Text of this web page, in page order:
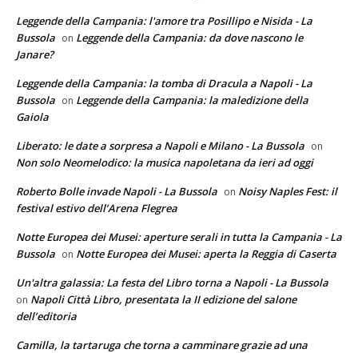
Leggende della Campania: l'amore tra Posillipo e Nisida - La
Bussola on Leggende della Campania: da dove nascono le
Janare?
Leggende della Campania: la tomba di Dracula a Napoli - La
Bussola on Leggende della Campania: la maledizione della
Gaiola
Liberato: le date a sorpresa a Napoli e Milano - La Bussola on
Non solo Neomelodico: la musica napoletana da ieri ad oggi
Roberto Bolle invade Napoli - La Bussola on Noisy Naples Fest: il
festival estivo dell’Arena Flegrea
Notte Europea dei Musei: aperture serali in tutta la Campania - La
Bussola on Notte Europea dei Musei: aperta la Reggia di Caserta
Un'altra galassia: La festa del Libro torna a Napoli - La Bussola
on Napoli Città Libro, presentata la II edizione del salone
dell’editoria
Camilla, la tartaruga che torna a camminare grazie ad una